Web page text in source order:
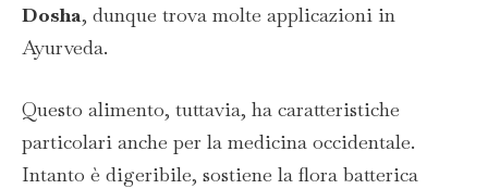
Dosha, dunque trova molte applicazioni in
Ayurveda.
Questo alimento, tuttavia, ha caratteristiche
particolari anche per la medicina occidentale.
Intanto è digeribile, sostiene la flora batterica